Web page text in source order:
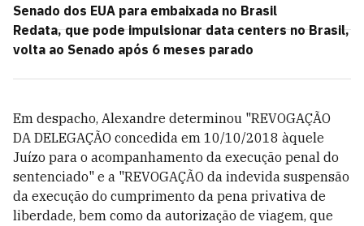
Senado dos EUA para embaixada no Brasil
Redata, que pode impulsionar data centers no Brasil,
volta ao Senado após 6 meses parado
Em despacho, Alexandre determinou "REVOGAÇÃO
DA DELEGAÇÃO concedida em 10/10/2018 àquele
Juízo para o acompanhamento da execução penal do
sentenciado" e a "REVOGAÇÃO da indevida suspensão
da execução do cumprimento da pena privativa de
liberdade, bem como da autorização de viagem, que